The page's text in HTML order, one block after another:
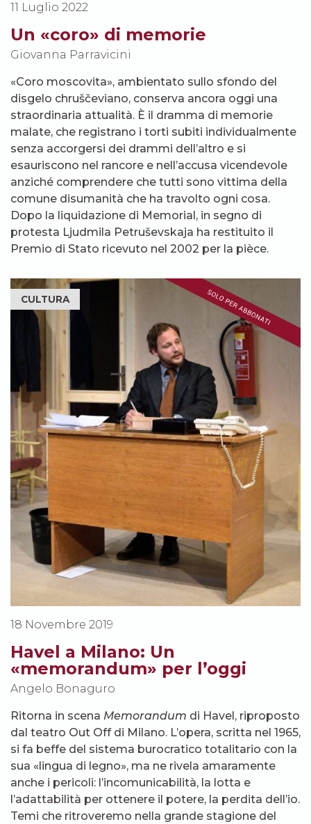
11 Luglio 2022
Un «coro» di memorie
Giovanna Parravicini
«Coro moscovita», ambientato sullo sfondo del
disgelo chruščeviano, conserva ancora oggi una
straordinaria attualità. È il dramma di memorie
malate, che registrano i torti subiti individualmente
senza accorgersi dei drammi dell’altro e si
esauriscono nel rancore e nell’accusa vicendevole
anziché comprendere che tutti sono vittima della
comune disumanità che ha travolto ogni cosa.
Dopo la liquidazione di Memorial, in segno di
protesta Ljudmila Petruševskaja ha restituito il
Premio di Stato ricevuto nel 2002 per la pièce.
CULTURA
18 Novembre 2019
Havel a Milano: Un
«memorandum» per l’oggi
Angelo Bonaguro
Ritorna in scena Memorandum di Havel, riproposto
dal teatro Out Off di Milano. L’opera, scritta nel 1965,
si fa beffe del sistema burocratico totalitario con la
sua «lingua di legno», ma ne rivela amaramente
anche i pericoli: l’incomunicabilità, la lotta e
l’adattabilità per ottenere il potere, la perdita dell’io.
Temi che ritroveremo nella grande stagione del